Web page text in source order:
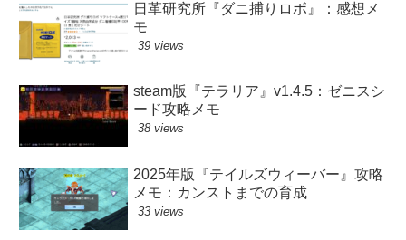
日革研究所『ダニ捕りロボ』：感想メ
モ
39 views
steam版『テラリア』v1.4.5：ゼニスシ
ード攻略メモ
38 views
2025年版『テイルズウィーバー』攻略
メモ：カンストまでの育成
33 views